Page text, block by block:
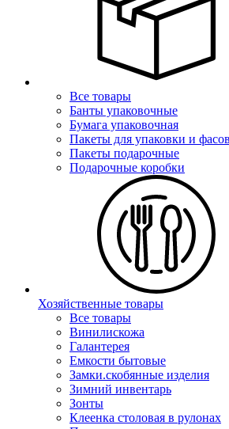
Все товары
Банты упаковочные
Бумага упаковочная
Пакеты для упаковки и
Пакеты подарочные
Подарочные коробки
Хозяйственные товары
Все товары
Винилискожа
Галантерея
Емкости бытовые
Замки.скобянные изделия
Зимний инвентарь
Зонты
Клеенка столовая в рулонах